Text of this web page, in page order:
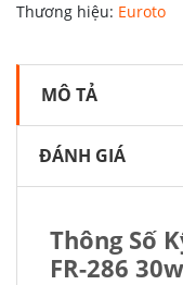
Thương hiệu: Euroto
MÔ TẢ
ĐÁNH GIÁ
Thông Số
FR-286 30w